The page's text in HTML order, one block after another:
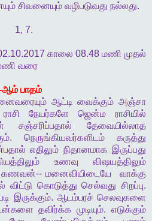
சிவனையும் வழிபடுவது நல்லது.
7.
காலை 08.48 மணி முதல்
வரை
ஆம் பாதம்
ஆட்டி வைக்கும் அஞ்சா
ராசி நேயர்களே ஜென்ம
ராசியில்
சஞ்சரிப்பதால்
தேவையில்லாத
. நெருங்கியவர்களிடம்
கருத்து
எதிலும் நிதானமாக இருப்பது
உணவு
விஷயத்திலும்
கணவன்--மனைவியிடையே
வாக்கு
விட்டு கொடுத்து செல்வது சிறப்பு.
இருக்கும். ஆடம்பரச் செலவுகளை
தவிர்க்க முடியும்.எடுக்கும்